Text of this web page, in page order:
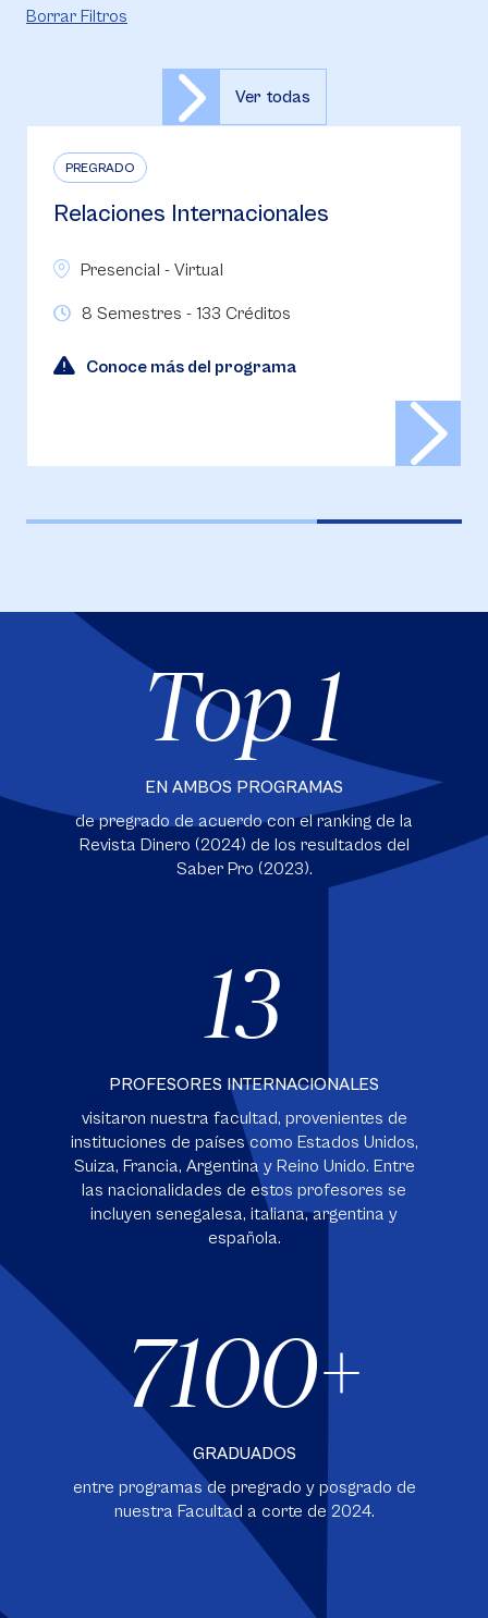
Borrar Filtros
Ver todas
PREGRADO
Relaciones Internacionales
Presencial - Virtual
8 Semestres - 133 Créditos
Conoce más del programa
Top 1
EN AMBOS PROGRAMAS
de pregrado de acuerdo con el ranking de la
Revista Dinero (2024) de los resultados del
Saber Pro (2023).
13
PROFESORES INTERNACIONALES
visitaron nuestra facultad, provenientes de
instituciones de países como Estados Unidos,
Suiza, Francia, Argentina y Reino Unido. Entre
las nacionalidades de estos profesores se
incluyen senegalesa, italiana, argentina y
española.
7100
GRADUADOS
entre programas de pregrado y posgrado de
nuestra Facultad a corte de 2024.